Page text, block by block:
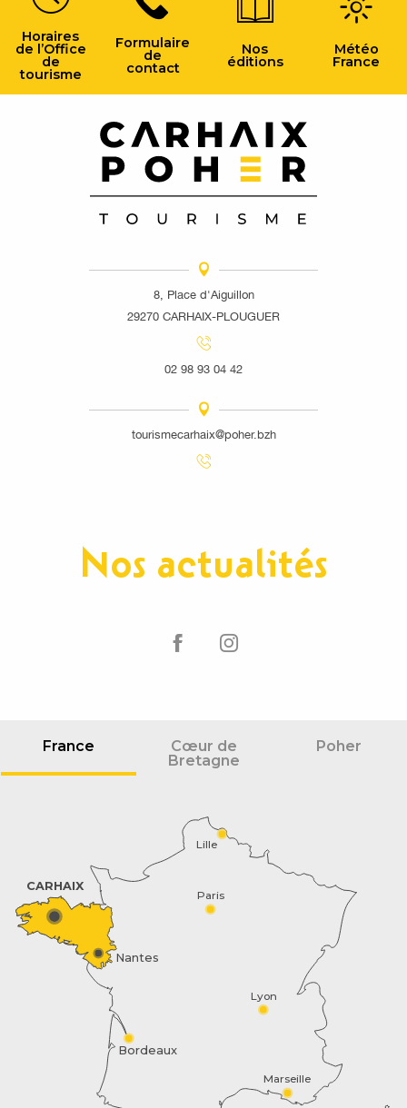
Horaires
de l’Office
de
tourisme
Formulaire
de
contact
Nos
éditions
Météo
France
8, Place d'Aiguillon
29270 CARHAIX-PLOUGUER
02 98 93 04 42
tourismecarhaix@poher.bzh
Nos actualités
France
Cœur de
Bretagne
Poher
Paris
Marseille
Lyon
Lille
Bordeaux
Nantes
CARHAIX